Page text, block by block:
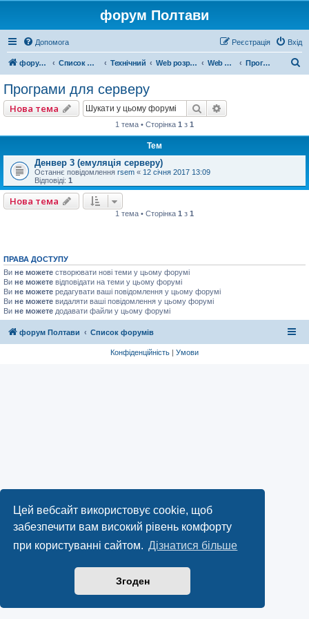
Цей вебсайт використовує cookie, щоб
забезпечити вам високий рівень комфорту
при користуванні сайтом. Дізнатися більше
Згоден
форум Полтави
Допомога Вхід
Реєстрація
форум Полтави Список форумів Технічний Web розробка Web мастерам Програми для серверу
Програми для серверу
Нова тема Пошук
1 тема • Сторінка 1 з 1
Тем
Денвер 3 (емуляція серверу)
Останнє повідомлення rsem « 12 січня 2017 13:09
Відповіді: 1
Нова тема
1 тема • Сторінка 1 з 1
ПРАВА ДОСТУПУ
Ви не можете створювати нові теми у цьому форумі
Ви не можете відповідати на теми у цьому форумі
Ви не можете редагувати ваші повідомлення у цьому форумі
Ви не можете видаляти ваші повідомлення у цьому форумі
Ви не можете додавати файли у цьому форумі
форум Полтави Список форумів
Конфіденційність | Умови